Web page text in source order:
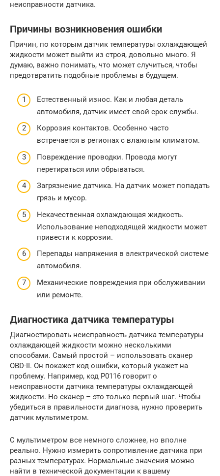
неисправности датчика.
Причины возникновения ошибки
Причин, по которым датчик температуры охлаждающей
жидкости может выйти из строя, довольно много. Я
думаю, важно понимать, что может случиться, чтобы
предотвратить подобные проблемы в будущем.
Естественный износ. Как и любая деталь
автомобиля, датчик имеет свой срок службы.
Коррозия контактов. Особенно часто
встречается в регионах с влажным климатом.
Повреждение проводки. Провода могут
перетираться или обрываться.
Загрязнение датчика. На датчик может попадать
грязь и мусор.
Некачественная охлаждающая жидкость.
Использование неподходящей жидкости может
привести к коррозии.
Перепады напряжения в электрической системе
автомобиля.
Механические повреждения при обслуживании
или ремонте.
Диагностика датчика температуры
Диагностировать неисправность датчика температуры
охлаждающей жидкости можно несколькими
способами. Самый простой – использовать сканер
OBD-II. Он покажет код ошибки, который укажет на
проблему. Например, код P0116 говорит о
неисправности датчика температуры охлаждающей
жидкости. Но сканер – это только первый шаг. Чтобы
убедиться в правильности диагноза, нужно проверить
датчик мультиметром.
С мультиметром все немного сложнее, но вполне
реально. Нужно измерить сопротивление датчика при
разных температурах. Нормальные значения можно
найти в технической документации к вашему